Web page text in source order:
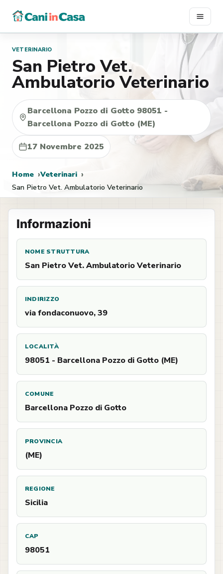
contenuto
VETERINARIO
San Pietro Vet.
Ambulatorio Veterinario
Barcellona Pozzo di Gotto 98051 -
Barcellona Pozzo di Gotto (ME)
17 Novembre 2025
Home
Veterinari
San Pietro Vet. Ambulatorio Veterinario
Informazioni
NOME STRUTTURA
San Pietro Vet. Ambulatorio Veterinario
INDIRIZZO
via fondaconuovo, 39
LOCALITÀ
98051 - Barcellona Pozzo di Gotto (ME)
COMUNE
Barcellona Pozzo di Gotto
PROVINCIA
(ME)
REGIONE
Sicilia
CAP
98051